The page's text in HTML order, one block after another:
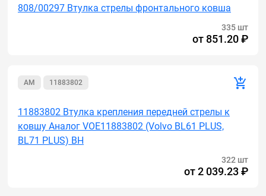
808/00297 Втулка стрелы фронтального ковша
335 шт
от 851.20 ₽
AM 11883802
11883802 Втулка крепления передней стрелы к
ковшу Аналог VOE11883802 (Volvo BL61 PLUS,
BL71 PLUS) BH
322 шт
от2 039.23 ₽